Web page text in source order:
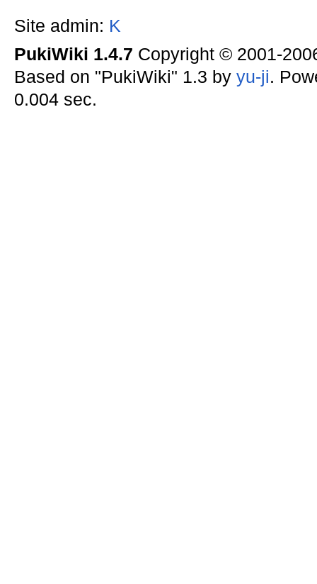
Site admin: K
PukiWiki 1.4.7 Copyright © 2001-
Based on "PukiWiki" 1.3 by yu-ji.
0.004 sec.